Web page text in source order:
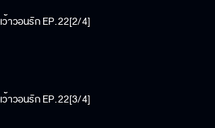
เว้าวอนรัก EP.22[2/4]
เว้าวอนรัก EP.22[3/4]